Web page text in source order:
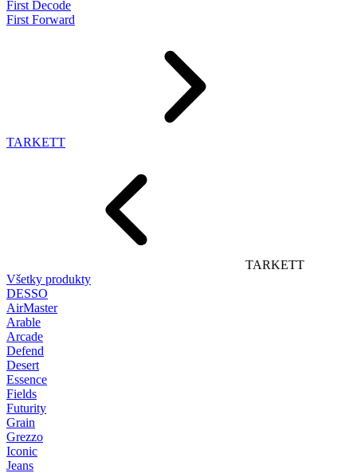
First Decode
First Forward
TARKETT
TARKETT
Všetky produkty
DESSO
AirMaster
Arable
Arcade
Defend
Desert
Essence
Fields
Futurity
Grain
Grezzo
Iconic
Jeans